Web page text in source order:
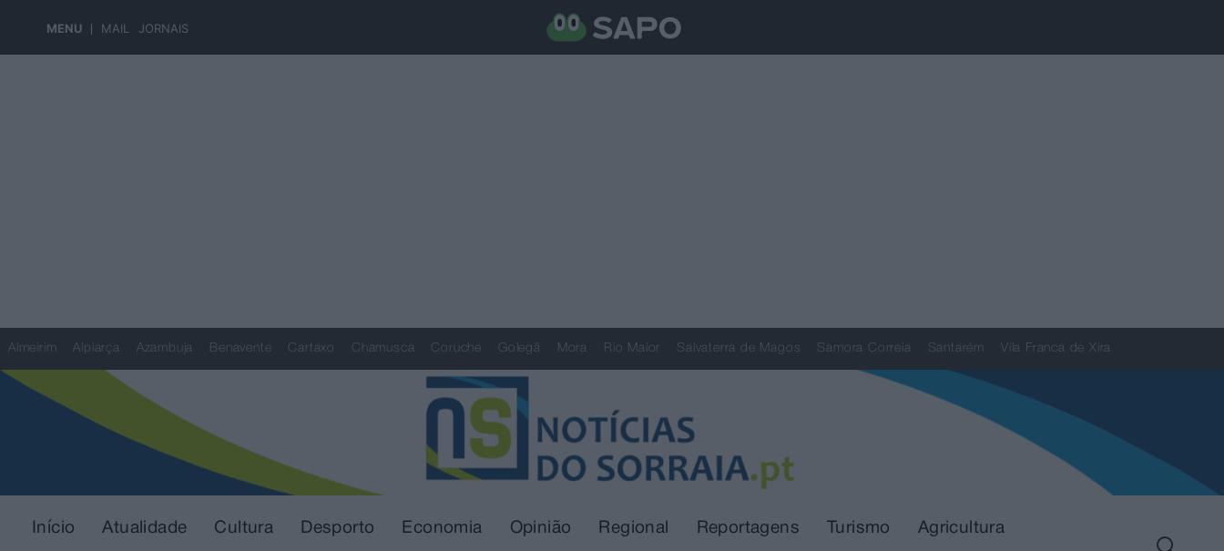
MENU MAIL JORNAIS
Almeirim Alpiarça Azambuja Benavente Cartaxo Chamusca Coruche Golegã Mora Rio Maior Salvaterra de Magos Samora Correia Santarém Vila Franca de Xira
Início Atualidade Cultura Desporto Economia Opinião Regional Reportagens Turismo Agricultura